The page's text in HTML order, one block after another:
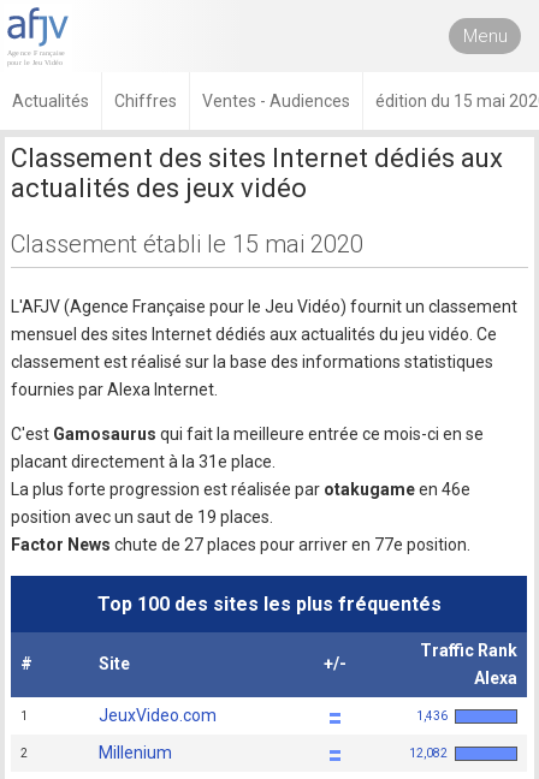
Menu
Actualités Chiffres Ventes - Audiences édition du 15 mai
Classement des sites Internet dédiés aux
actualités des jeux vidéo
Classement établi le 15 mai 2020
L'AFJV (Agence Française pour le Jeu Vidéo) fournit un classement
mensuel des sites Internet dédiés aux actualités du jeu vidéo. Ce
classement est réalisé sur la base des informations statistiques
fournies par Alexa Internet.
C'est Gamosaurus qui fait la meilleure entrée ce mois-ci en se
placant directement à la 31e place.
La plus forte progression est réalisée par otakugameen 46e
position avec un saut de 19 places.
Factor News chute de 27 places pour arriver en 77e position.
Top 100 des sites les plus fréquentés
# Site +/-
Traffic Rank
Alexa
1 JeuxVideo.com 1,436
2 Millenium 12,082